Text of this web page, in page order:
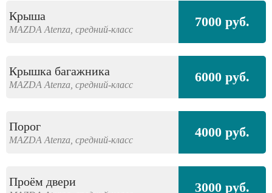
Крыша
MAZDA Atenza, средний-класс 7000 руб.
Крышка багажника
MAZDA Atenza, средний-класс 6000 руб.
Порог
MAZDA Atenza, средний-класс 4000 руб.
Проём двери 3000 руб.